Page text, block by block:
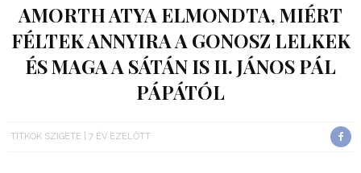
AMORTH ATYA ELMONDTA, MIÉRT
FÉLTEK ANNYIRA A GONOSZ LELKEK
ÉS MAGA A SÁTÁN IS II. JÁNOS PÁL
PÁPÁTÓL
TITKOK SZIGETE 7 ÉV EZELŐTT